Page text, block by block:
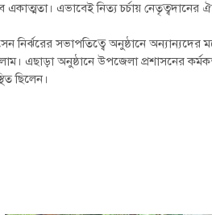
এভাবেই নিত্য চর্চায় নেতৃত্বদানের
নির্ঝরের সভাপতিত্বে অনুষ্ঠানে
অনুষ্ঠানে উপজেলা প্রশাসনের
ছিলেন।